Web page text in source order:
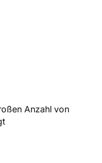
Anzahl von